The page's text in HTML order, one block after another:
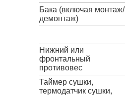
Бака (включая монтаж/
демонтаж)
Нижний или
фронтальный
противовес
Таймер сушки,
термодатчик сушки,